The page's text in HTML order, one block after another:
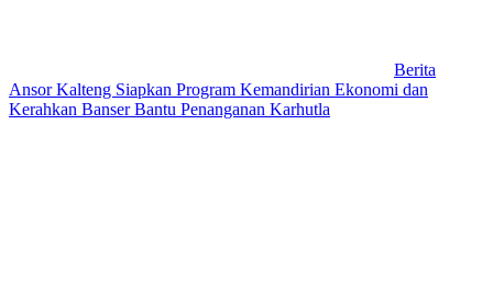
Berita
Ansor Kalteng Siapkan Program Kemandirian Ekonomi dan
Kerahkan Banser Bantu Penanganan Karhutla